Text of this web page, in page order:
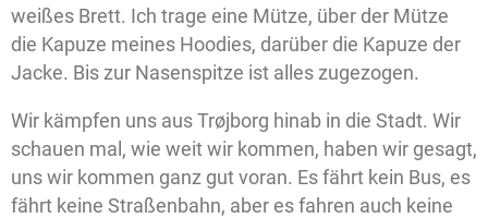
weißes Brett. Ich trage eine Mütze, über der Mütze
die Kapuze meines Hoodies, darüber die Kapuze der
Jacke. Bis zur Nasenspitze ist alles zugezogen.
Wir kämpfen uns aus Trøjborg hinab in die Stadt. Wir
schauen mal, wie weit wir kommen, haben wir gesagt,
uns wir kommen ganz gut voran. Es fährt kein Bus, es
fährt keine Straßenbahn, aber es fahren auch keine